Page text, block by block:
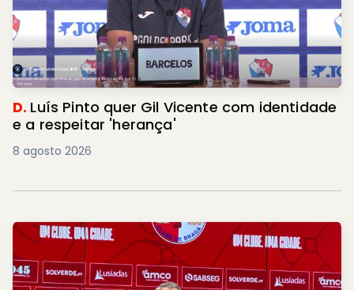
D. Luís Pinto quer Gil Vicente com identidade
e a respeitar 'herança'
8 agosto 2026